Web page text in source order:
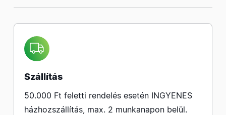
Szállítás
50.000 Ft feletti rendelés esetén INGYENES
házhozszállítás, max. 2 munkanapon belül.